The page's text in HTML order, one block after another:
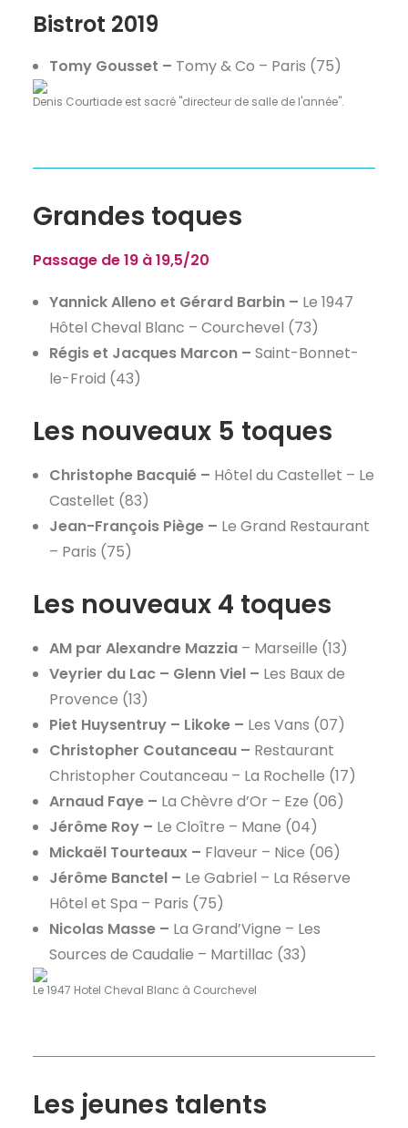
Bistrot 2019
Tomy Gousset – Tomy & Co – Paris (75)
Denis Courtiade est sacré "directeur de salle de l'année".
Grandes toques
Passage de 19 à 19,5/20
Yannick Alleno et Gérard Barbin – Le 1947
Hôtel Cheval Blanc – Courchevel (73)
Régis et Jacques Marcon – Saint-Bonnet-
le-Froid (43)
Les nouveaux 5 toques
Christophe Bacquié – Hôtel du Castellet – Le
Castellet (83)
Jean-François Piège – Le Grand Restaurant
– Paris (75)
Les nouveaux 4 toques
AM par Alexandre Mazzia – Marseille (13)
Veyrier du Lac – Glenn Viel – Les Baux de
Provence (13)
Piet Huysentruy – Likoke – Les Vans (07)
Christopher Coutanceau – Restaurant
Christopher Coutanceau – La Rochelle (17)
Arnaud Faye – La Chèvre d’Or – Eze (06)
Jérôme Roy – Le Cloître – Mane (04)
Mickaël Tourteaux – Flaveur – Nice (06)
Jérôme Banctel – Le Gabriel – La Réserve
Hôtel et Spa – Paris (75)
Nicolas Masse – La Grand’Vigne – Les
Sources de Caudalie – Martillac (33)
Le 1947 Hotel Cheval Blanc à Courchevel
Les jeunes talents